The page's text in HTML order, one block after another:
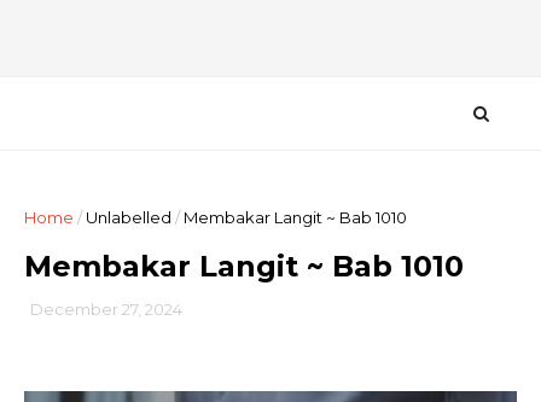
Home /Unlabelled / Membakar Langit ~ Bab 1010
Membakar Langit ~ Bab 1010
December 27, 2024